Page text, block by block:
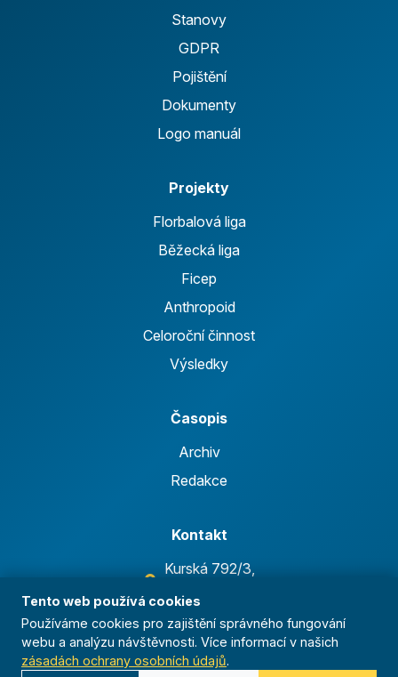
Stanovy
GDPR
Pojištění
Dokumenty
Logo manuál
Projekty
Florbalová liga
Běžecká liga
Ficep
Anthropoid
Celoroční činnost
Výsledky
Časopis
Archiv
Redakce
Kontakt
Kurská 792/3,
IČO 00544833
ustredi@orel.cz
Tento web používá cookies
Používáme cookies pro zajištění správného fungování
webu a analýzu návštěvnosti. Více informací v našich
zásadách ochrany osobních údajů.